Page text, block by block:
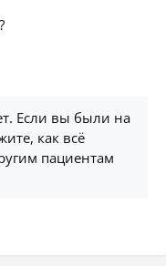
Если вы были на
как всё
пациентам